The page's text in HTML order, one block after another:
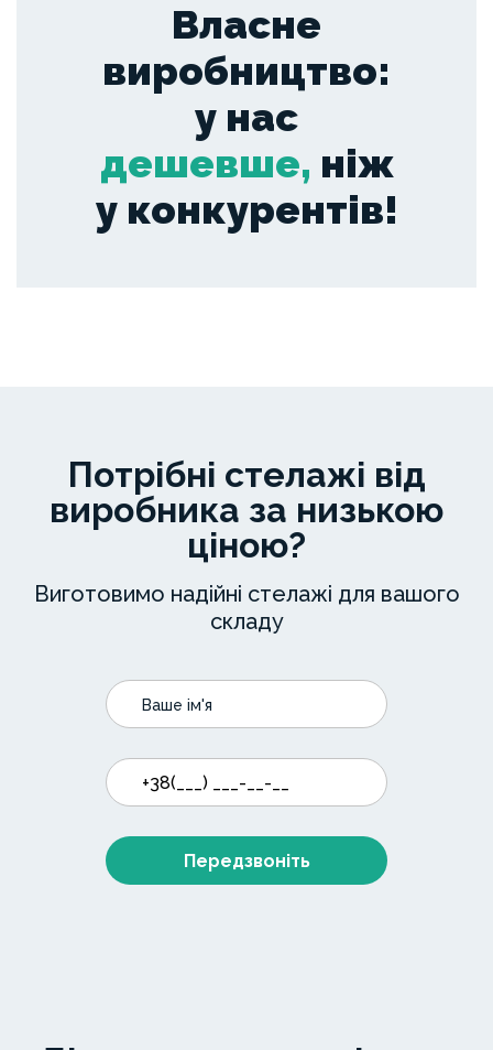
Власне
виробництво:
у нас
дешевше, ніж
у конкурентів!
Потрібні стелажі від
виробника за низькою
ціною?
Виготовимо надійні стелажі для вашого
складу
Передзвоніть